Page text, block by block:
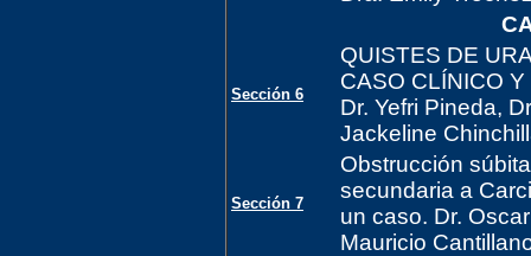
Sección 6
QUISTES DE
CASO CLÍNICO
Dr. Yefri Pineda,
Jackeline
Sección 7
Obstrucción
secundaria a
un caso. Dr.
Mauricio